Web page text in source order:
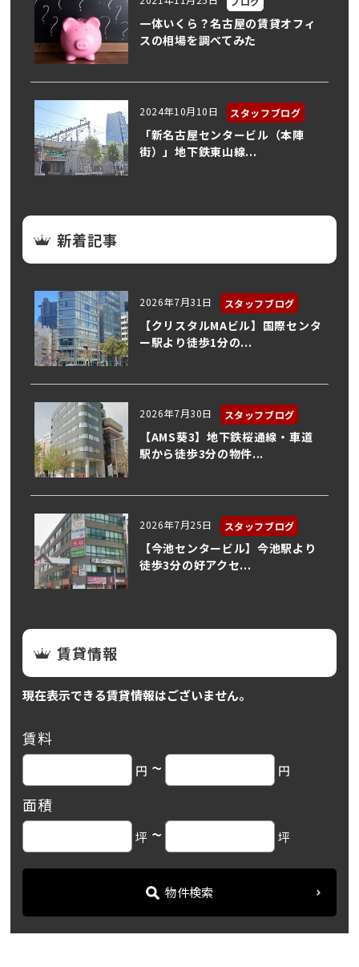
一体いくら？名古屋の賃貸オフィ
スの相場を調べてみた
2024年10月10日 スタッフブログ
「新名古屋センタービル（本陣
街）」地下鉄東山線...
新着記事
2026年7月31日 スタッフブログ
【クリスタルMAビル】国際センタ
ー駅より徒歩1分の...
2026年7月30日 スタッフブログ
【AMS葵3】地下鉄桜通線・車道
駅から徒歩3分の物件...
2026年7月25日 スタッフブログ
【今池センタービル】今池駅より
徒歩3分の好アクセ...
賃貸情報
現在表示できる賃貸情報はございません。
賃料
円 ~ 円
面積
坪 ~ 坪
物件検索